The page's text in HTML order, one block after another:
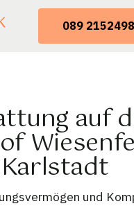
089
auf
Karlstadt
und